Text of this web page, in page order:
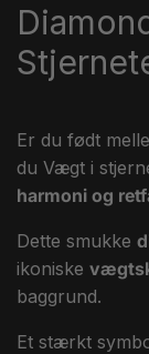
Er du født
du Vægt i
harmoni og
Dette smukke
ikoniske
baggrund.
Et stærkt